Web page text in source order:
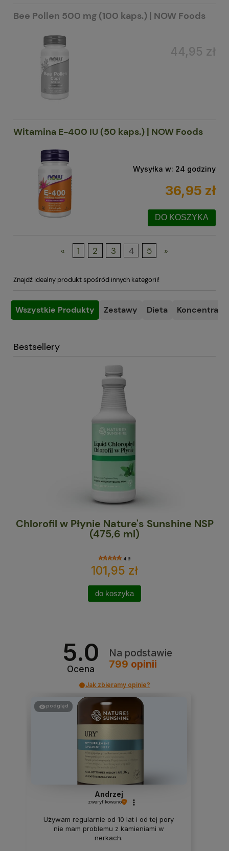
Bee Pollen 500 mg (100 kaps.) | NOW Foods
44,95 zł
Witamina E-400 IU (50 kaps.) | NOW Foods
Wysyłka w: 24 godziny
36,95 zł
DO KOSZYKA
« 1 2 3 4 5 »
Znajdź idealny produkt spośród innych kategorii!
Wszystkie Produkty Zestawy Dieta
Bestsellery
Chlorofil w Płynie Nature's Sunshine NSP
(475,6 ml)
4.9
101,95 zł
do koszyka
5.0
Ocena
Na podstawie
799 opinii
Jak zbieramy opinie?
podgląd
Andrzej
zweryfikowano
Używam regularnie od 10 lat i od tej pory
nie mam problemu z kamieniami w
nerkach.